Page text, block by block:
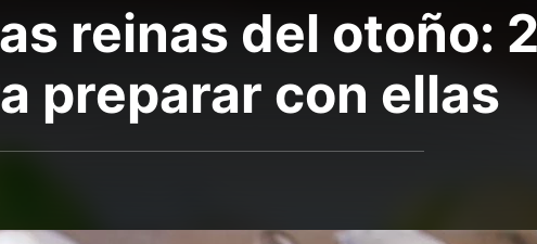
reinas del otoño:
preparar con ellas